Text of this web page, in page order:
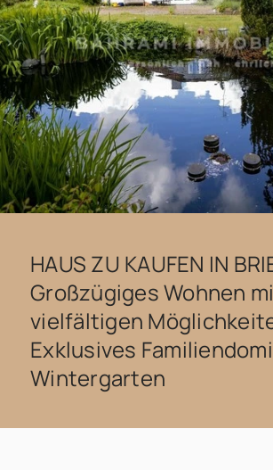
HAUS ZU KAUFEN IN
Großzügiges Wohnen
vielfältigen
Exklusives
Wintergarten